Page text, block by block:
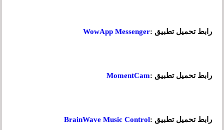
رابط تحميل تطبيق :WowApp Messenger
رابط تحميل تطبيق :MomentCam
رابط تحميل تطبيق :BrainWave Music Control